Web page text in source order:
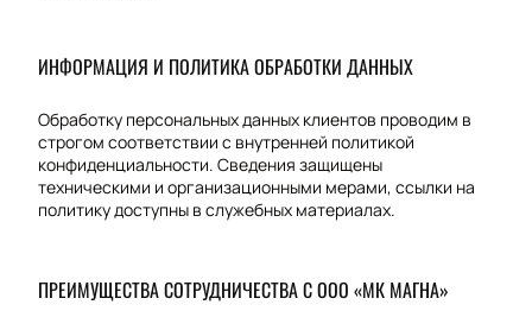
ИНФОРМАЦИЯ И ПОЛИТИКА ОБРАБОТКИ ДАННЫХ
Обработку персональных данных клиентов проводим в
строгом соответствии с внутренней политикой
конфиденциальности. Сведения защищены
техническими и организационными мерами, ссылки на
политику доступны в служебных материалах.
ПРЕИМУЩЕСТВА СОТРУДНИЧЕСТВА С ООО «МК МАГНА»